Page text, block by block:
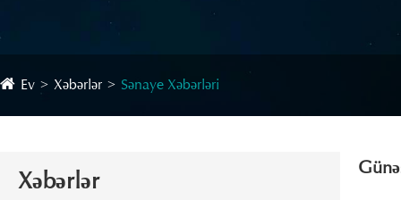
Ev Xəbərlər Sənaye Xəbərləri
Xəbərlər